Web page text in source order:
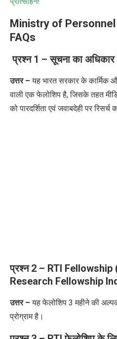
Ministry of
FAQs
प्रश्न 1 – सूचना का अधिकार
उत्तर – यह भारत सरकार के कार्मिक और
वाली एक फेलोशिप है, जिसके तहत
को पारदर्शिता एवं जवाबदेही पर
प्रश्न 2 – RTI
Research Fellowship
उत्तर – यह फेलोशिप 3 महीने की
प्रोग्राम है।